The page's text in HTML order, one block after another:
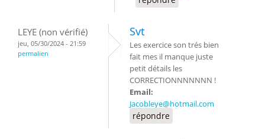
LEYE (non vérifié)
jeu, 05/30/2024 - 21:59
permalien
Svt
Les exercice son trés bien
fait mes il manque juste
petit détails les
CORRECTIONNNNNNN !
Email:
Jacobleye@hotmail.com
répondre